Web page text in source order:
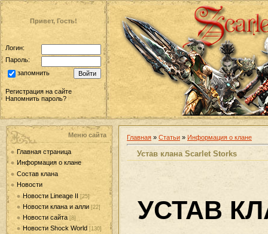
Привет, Гость!
Логин:
Пароль:
запомнить
Регистрация на сайте
Напомнить пароль?
Меню сайта
Главная страница
Информация о клане
Состав клана
Новости
Новости Lineage II [25]
Новости клана и алли [22]
Новости сайта [8]
Новости Shock World [130]
Главная » Статьи » Информация о клане
Устав клана Scarlet Storks
УСТАВ